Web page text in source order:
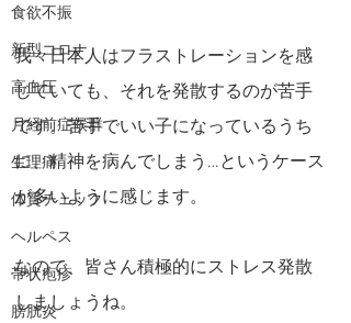
食欲不振
新型コロナ
高血圧
月経前症候群
生理痛
体質チェック
ヘルペス
帯状疱疹
膀胱炎
我々日本人はフラストレーションを感
じていても、それを発散するのが苦手
です。苦手でいい子になっているうち
に、精神を病んでしまう…というケース
が多いように感じます。
なので、皆さん積極的にストレス発散
しましょうね。